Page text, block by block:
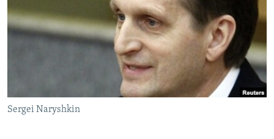
İNFOQRAFIKA
AZƏRBAYCAN ƏDƏBIYYATI KITABXANASI
İSLAM VƏ DEMOKRATIYA
İZ - MƏDƏNIYYƏT PROQRAMI
MISSIYAMIZ
PEŞƏ ETIKASI VƏ JURNALISTIKA STANDARTLARIMIZ
MATERIALLARIMIZDAN ISTIFADƏ
AZADLIQRADIOSU MOBIL TELEFONUNUZDA
BIZIMLƏ ƏLAQƏ
BIZI IZLƏ
RFE/RL-in bütün saytları
Sergei Naryshkin